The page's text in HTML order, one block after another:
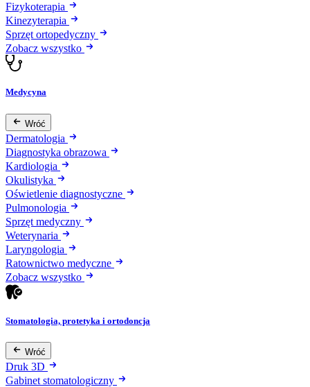
Fizykoterapia
Kinezyterapia
Sprzęt ortopedyczny
Zobacz wszystko
Medycyna
Wróć
Dermatologia
Diagnostyka obrazowa
Kardiologia
Okulistyka
Oświetlenie diagnostyczne
Pulmonologia
Sprzęt medyczny
Weterynaria
Laryngologia
Ratownictwo medyczne
Zobacz wszystko
Stomatologia, protetyka i ortodoncja
Wróć
Druk 3D
Gabinet stomatologiczny